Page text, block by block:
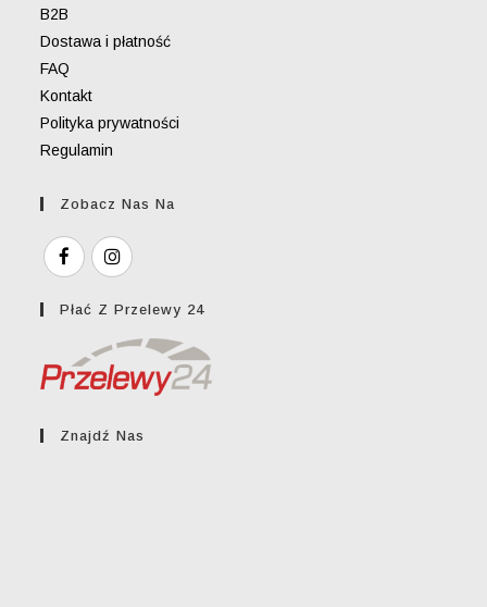
B2B
Dostawa i płatność
FAQ
Kontakt
Polityka prywatności
Regulamin
Zobacz Nas Na
Płać Z Przelewy 24
Znajdź Nas